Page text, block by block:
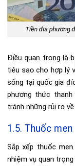
Tiền địa phương
Điều quan trọng là
tiêu sao cho hợp lý
sống tại quốc gia
phương thức
tránh những rủi ro
1.5. Thuốc men
Sắp xếp thuốc
nhiệm vụ quan